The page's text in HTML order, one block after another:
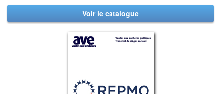
Voir le catalogue